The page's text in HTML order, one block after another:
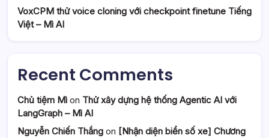
VoxCPM thử voice cloning với checkpoint finetune Tiếng
Việt – Mì AI
Recent Comments
Chủ tiệm Mì on Thử xây dựng hệ thống Agentic AI với
LangGraph – Mì AI
Nguyễn Chiến Thắng on [Nhận diện biển số xe] Chương